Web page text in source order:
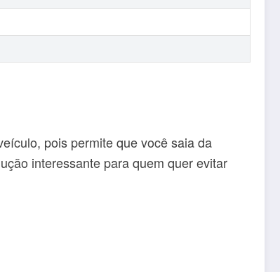
pois permite que você saia da
interessante para quem quer evitar